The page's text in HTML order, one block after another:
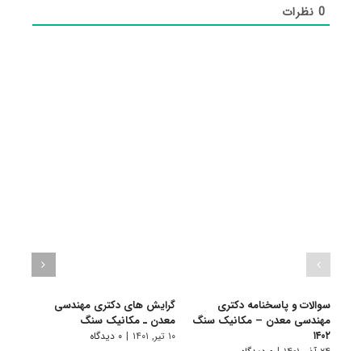
0نظرات
سوالات و پاسخنامه دکتری
مهندسی معدن – مکانیک سنگ
۱۴۰۲
گرایش های دکتری ﻣﻬﻨﺪسی
ﻣﻌﺪن ـ ﻣﻜﺎنیک ﺳﻨﮓ
۱۰ تیر, ۱۴۰۱ | ۰ دیدگاه